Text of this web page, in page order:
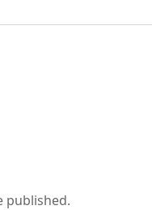
published.